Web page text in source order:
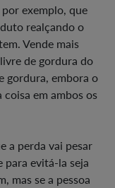
exemplo, que
realçando o
Vende mais
de gordura do
gordura, embora o
em ambos os
a perda vai pesar
para evitá-la seja
mas se a pessoa